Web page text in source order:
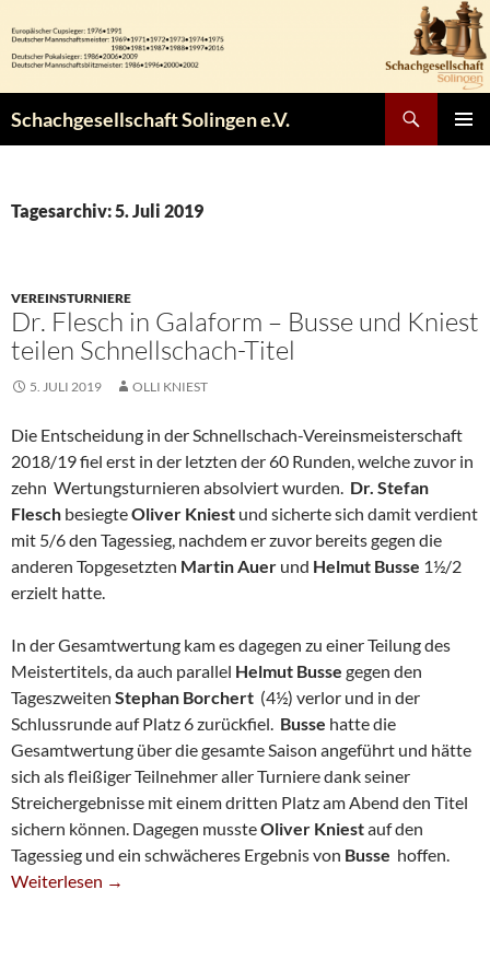
Inhalt
springen
Schachgesellschaft Solingen e.V.
Tagesarchiv: 5. Juli 2019
VEREINSTURNIERE
Dr. Flesch in Galaform – Busse und Kniest
teilen Schnellschach-Titel
5. JULI 2019 OLLI KNIEST
Die Entscheidung in der Schnellschach-Vereinsmeisterschaft
2018/19 fiel erst in der letzten der 60 Runden, welche zuvor in
zehn Wertungsturnieren absolviert wurden. Dr. Stefan
Flesch besiegteOliver Kniest und sicherte sich damit verdient
mit 5/6 den Tagessieg, nachdem er zuvor bereits gegen die
anderen Topgesetzten Martin Auer und Helmut Busse 1½/2
erzielt hatte.
In der Gesamtwertung kam es dagegen zu einer Teilung des
Meistertitels, da auch parallel Helmut Busse gegen den
Tageszweiten Stephan Borchert (4½) verlor und in der
Schlussrunde auf Platz 6 zurückfiel. Busse hatte die
Gesamtwertung über die gesamte Saison angeführt und hätte
sich als fleißiger Teilnehmer aller Turniere dank seiner
Streichergebnisse mit einem dritten Platz am Abend den Titel
sichern können. Dagegen mussteOliver Kniestauf den
Tagessieg und ein schwächeres Ergebnis von Busse hoffen.
Dr. Flesch In Galaform – Busse Und Kniest Teilen
Weiterlesen →